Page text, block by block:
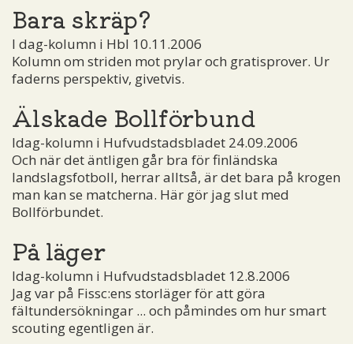
Bara skräp?
I dag-kolumn i Hbl 10.11.2006
Kolumn om striden mot prylar och gratisprover. Ur
faderns perspektiv, givetvis.
Älskade Bollförbund
Idag-kolumn i Hufvudstadsbladet 24.09.2006
Och när det äntligen går bra för finländska
landslagsfotboll, herrar alltså, är det bara på krogen
man kan se matcherna. Här gör jag slut med
Bollförbundet.
På läger
Idag-kolumn i Hufvudstadsbladet 12.8.2006
Jag var på Fissc:ens storläger för att göra
fältundersökningar ... och påmindes om hur smart
scouting egentligen är.